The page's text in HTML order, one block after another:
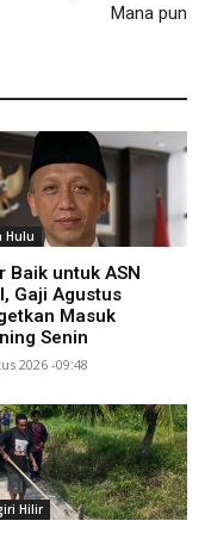
Mana pun
Hulu
Baik untuk ASN
Gaji Agustus
Masuk
Senin
2026 -09:48
Hilir